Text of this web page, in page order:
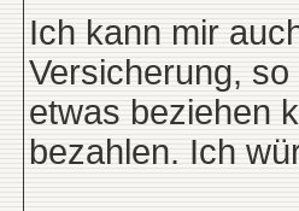
Ich kann mir
Versicherung,
etwas beziehen
bezahlen. Ich